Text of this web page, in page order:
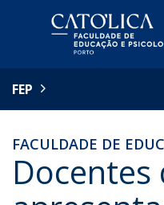
FEP
FACULDADE DE
Docentes